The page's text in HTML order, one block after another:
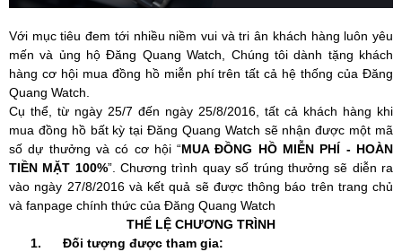
Với mục tiêu đem tới nhiều niềm vui và tri ân khách hàng luôn yêu
mến và ủng hộ Đăng Quang Watch, Chúng tôi dành tặng khách
hàng cơ hội mua đồng hồ miễn phí trên tất cả hệ thống của Đăng
Quang Watch.
Cụ thể, từ ngày 25/7 đến ngày 25/8/2016, tất cả khách hàng khi
mua đồng hồ bất kỳ tại Đăng Quang Watch sẽ nhận được một mã
số dự thưởng và có cơ hội “MUA ĐỒNG HỒ MIỄN PHÍ - HOÀN
TIỀN MẶT 100%”. Chương trình quay số trúng thưởng sẽ diễn ra
vào ngày 27/8/2016 và kết quả sẽ được thông báo trên trang chủ
và fanpage chính thức của Đăng Quang Watch
THỂ LỆ CHƯƠNG TRÌNH
1.
Đối tượng được tham gia: